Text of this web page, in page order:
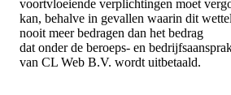
voortvloeiende verplichtingen moet
kan, behalve in gevallen waarin dit
nooit meer bedragen dan het bedrag
dat onder de beroeps- en
van CL Web B.V. wordt uitbetaald.